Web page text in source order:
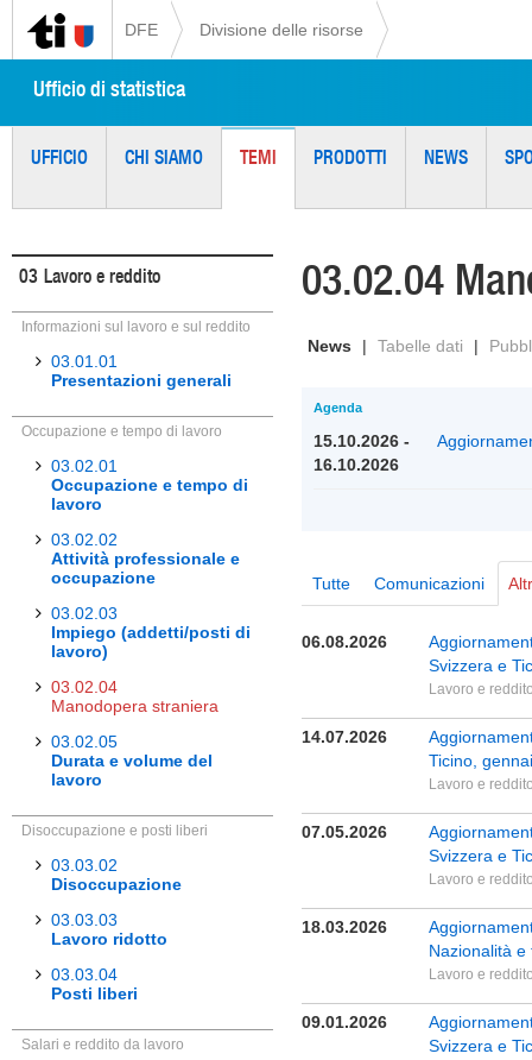
DFE Divisione delle risorse
Ufficio di statistica
UFFICIO CHI SIAMO TEMI PRODOTTI NEWS
03 Lavoro e reddito
Informazioni sul lavoro e sul reddito
03.01.01
Presentazioni generali
Occupazione e tempo di lavoro
03.02.01
Occupazione e tempo di
lavoro
03.02.02
Attività professionale e
occupazione
03.02.03
Impiego (addetti/posti di
lavoro)
03.02.04
Manodopera straniera
03.02.05
Durata e volume del
lavoro
Disoccupazione e posti liberi
03.03.02
Disoccupazione
03.03.03
Lavoro ridotto
03.03.04
Posti liberi
Salari e reddito da lavoro
03.02.04
News | Tabelle dati |
Agenda
15.10.2026 -
16.10.2026
Tutte Comunicazioni
06.08.2026
Svizzera e
Lavoro e
14.07.2026
Ticino,
Lavoro e
07.05.2026
Svizzera e
Lavoro e
18.03.2026
Nazionalità
Lavoro e
09.01.2026
Svizzera e